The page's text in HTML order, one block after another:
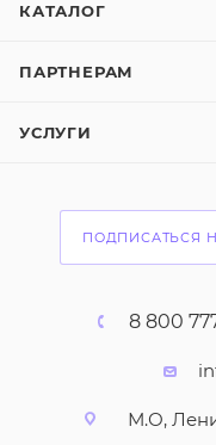
КАТАЛОГ
ПАРТНЕРАМ
УСЛУГИ
ПОДПИСАТЬСЯ
8 800
М.О,